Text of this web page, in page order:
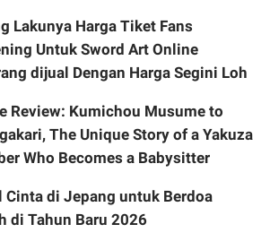
Lakunya Harga Tiket Fans
Untuk Sword Art Online
dijual Dengan Harga Segini Loh
Review: Kumichou Musume to
The Unique Story of a Yakuza
Who Becomes a Babysitter
Cinta di Jepang untuk Berdoa
di Tahun Baru 2026